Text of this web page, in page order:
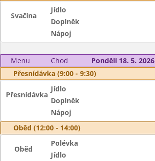
Svačina
Jídlo
Doplněk
Nápoj
Menu Chod
Pondělí 18. 5. 2026
Přesnídávka (9:00 - 9:30)
Přesnídávka
Jídlo
Doplněk
Nápoj
Oběd (12:00 - 14:00)
Oběd
Polévka
Jídlo